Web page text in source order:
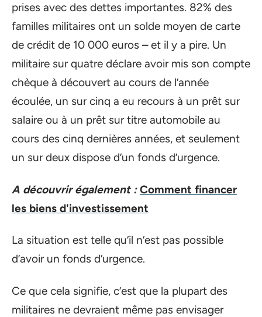
prises avec des dettes importantes. 82% des
familles militaires ont un solde moyen de carte
de crédit de 10 000 euros – et il y a pire. Un
militaire sur quatre déclare avoir mis son compte
chèque à découvert au cours de l’année
écoulée, un sur cinq a eu recours à un prêt sur
salaire ou à un prêt sur titre automobile au
cours des cinq dernières années, et seulement
un sur deux dispose d’un fonds d’urgence.
A découvrir également : Comment financer
les biens d'investissement
La situation est telle qu’il n’est pas possible
d’avoir un fonds d’urgence.
Ce que cela signifie, c’est que la plupart des
militaires ne devraient même pas envisager